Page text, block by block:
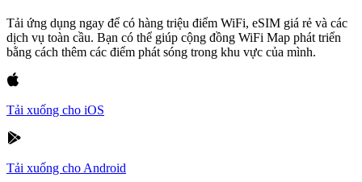
Tải ứng dụng ngay để có hàng triệu điểm WiFi, eSIM giá rẻ và các
dịch vụ toàn cầu. Bạn có thể giúp cộng đồng WiFi Map phát triển
bằng cách thêm các điểm phát sóng trong khu vực của mình.
Tải xuống cho iOS
Tải xuống cho Android